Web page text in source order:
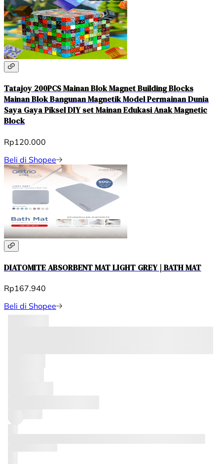
Tatajoy 200PCS Mainan Blok Magnet Building Blocks
Mainan Blok Bangunan Magnetik Model Permainan Dunia
Saya Gaya Piksel DIY set Mainan Edukasi Anak Magnetic
Block
Rp120.000
Beli di Shopee
DIATOMITE ABSORBENT MAT LIGHT GREY | BATH MAT
Rp167.940
Beli di Shopee